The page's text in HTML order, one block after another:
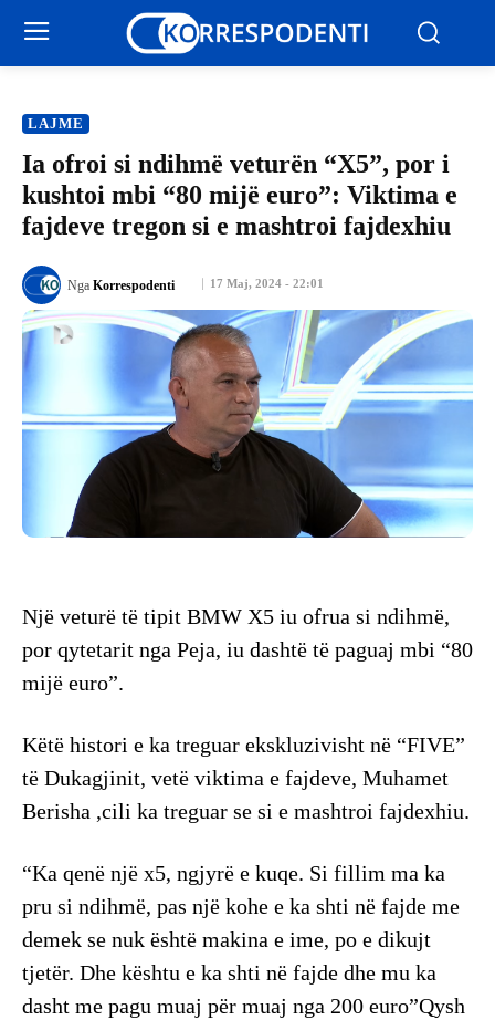
LAJME
Ia ofroi si ndihmë veturën “X5”, por i
kushtoi mbi “80 mijë euro”: Viktima e
fajdeve tregon si e mashtroi fajdexhiu
17 Maj, 2024 - 22:01
Nga Korrespodenti
Një veturë të tipit BMW X5 iu ofrua si ndihmë,
por qytetarit nga Peja, iu dashtë të paguaj mbi “80
mijë euro”.
Këtë histori e ka treguar ekskluzivisht në “FIVE”
të Dukagjinit, vetë viktima e fajdeve, Muhamet
Berisha ,cili ka treguar se si e mashtroi fajdexhiu.
“Ka qenë një x5, ngjyrë e kuqe. Si fillim ma ka
pru si ndihmë, pas një kohe e ka shti në fajde me
demek se nuk është makina e ime, po e dikujt
tjetër. Dhe kështu e ka shti në fajde dhe mu ka
dasht me pagu muaj për muaj nga 200 euro”Qysh